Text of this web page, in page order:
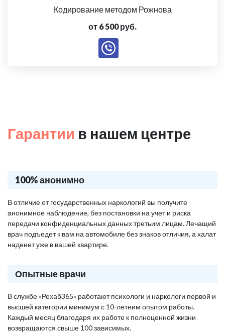
Кодирование методом Рожнова
от 6 500 руб.
Гарантии в нашем центре
100% анонимно
В отличие от государственных наркологий вы получите
анонимное наблюдение, без постановки на учет и риска
передачи конфиденциальных данных третьим лицам. Лечащий
врач подъедет к вам на автомобиле без знаков отличия, а халат
наденет уже в вашей квартире.
Опытные врачи
В службе «Рехаб365» работают психологи и наркологи первой и
высшей категории минимум с 10-летним опытом работы.
Каждый месяц благодаря их работе к полноценной жизни
возвращаются свыше 100 зависимых.